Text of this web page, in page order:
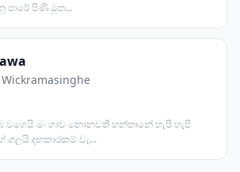
පාරේ පිණි මුත...
වගෙයි මං ගාව නොනවතී හන්තානේ හැපී හැපි
ගලයි දඟකාරකම් වැ...